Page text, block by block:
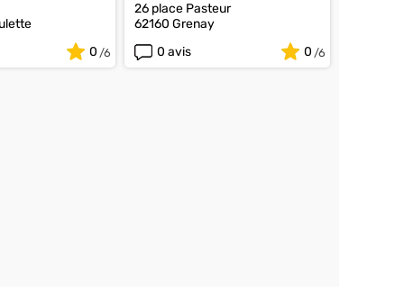
0
26 place Pasteur
62160 Grenay
0 avis
0